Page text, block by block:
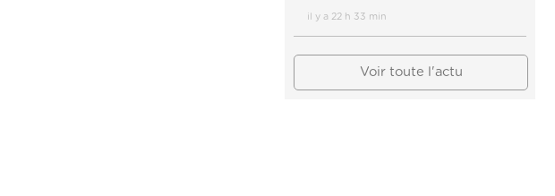
il y a 22 h 33 min
Voir toute l'actu